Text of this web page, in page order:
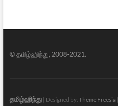
© தமிழ்ஹிந்து, 2008-2021.
தமிழ்ஹிந்து| Designed by: Theme Freesia|